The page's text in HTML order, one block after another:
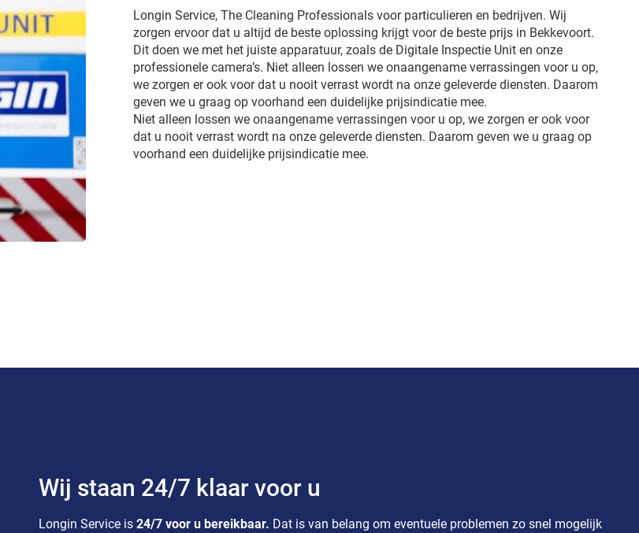
Longin Service, The Cleaning Professionals voor particulieren en bedrijven. Wij
zorgen ervoor dat u altijd de beste oplossing krijgt voor de beste prijs in Bekkevoort.
Dit doen we met het juiste apparatuur, zoals de Digitale Inspectie Unit en onze
professionele camera’s. Niet alleen lossen we onaangename verrassingen voor u op,
we zorgen er ook voor dat u nooit verrast wordt na onze geleverde diensten. Daarom
geven we u graag op voorhand een duidelijke prijsindicatie mee.
Niet alleen lossen we onaangename verrassingen voor u op, we zorgen er ook voor
dat u nooit verrast wordt na onze geleverde diensten. Daarom geven we u graag op
voorhand een duidelijke prijsindicatie mee.
Wij staan 24/7 klaar voor u
Longin Service is24/7 voor u bereikbaar. Dat is van belang om eventuele problemen zo snel mogelijk